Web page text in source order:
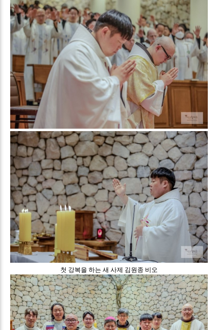
첫 강복을 하는 새 사제 김원종 비오